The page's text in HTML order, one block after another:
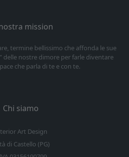
mission
termine bellissimo che affonda le sue
delle nostre dimore per farle diventare
che parla di te e con te.
Chi siamo
Art Design
di Castello (PG)